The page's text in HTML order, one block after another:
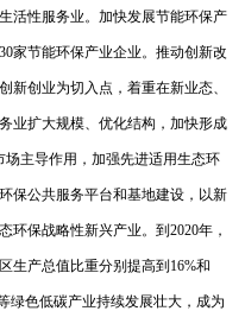
活性服务业。加快发展节能环保产
家节能环保产业企业。推动创新改
新创业为切入点，着重在新业态、
业扩大规模、优化结构，加快形成
主导作用，加强先进适用生态环
保公共服务平台和基地建设，以新
环保战略性新兴产业。到2020年，
生产总值比重分别提高到16%和
绿色低碳产业持续发展壮大，成为